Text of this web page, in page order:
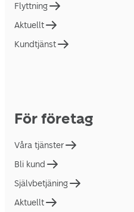
Flyttning
Aktuellt
Kundtjänst
För företag
Våra tjänster
Bli kund
Självbetjäning
Aktuellt